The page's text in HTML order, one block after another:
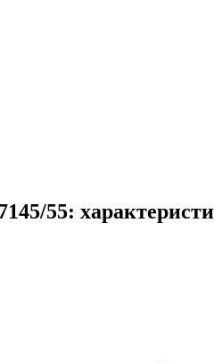
55: